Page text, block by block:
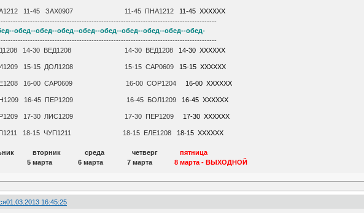
11-45 ЗАХ0907 11-45 ПНА1212 11-45 ХХХХХХ
обед--обед--обед--обед--обед--обед--обед--обед--обед-
14-30 ВЕД1208 14-30 ВЕД1208 14-30 ХХХХХХ
15-15 ДОЛ1208 15-15 САР0609 15-15 ХХХХХХ
16-00 САР0609 16-00 СОР1204 16-00 ХХХХХХ
16-45 ПЕР1209 16-45 БОЛ1209 16-45 ХХХХХХ
17-30 ЛИС1209 17-30 ПЕР1209 17-30 ХХХХХХ
18-15 ЧУП1211 18-15 ЕЛЕ1208 18-15 ХХХХХХ
вторник среда четвергпятница
5 марта 6 марта 7 марта8 марта - ВЫХОДНОЙ
01.03.2013 16:45:25